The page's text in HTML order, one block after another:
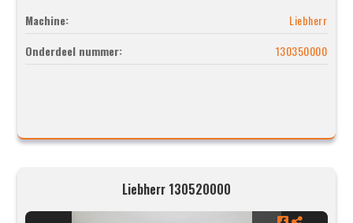
Machine:
Liebherr
Onderdeel nummer:
130350000
Liebherr 130520000